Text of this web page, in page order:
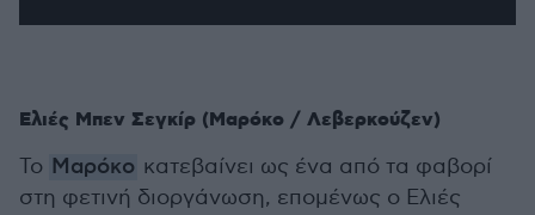
Ελιές Μπεν Σεγκίρ (Μαρόκο / Λεβερκούζεν)
Το Μαρόκο κατεβαίνει ως ένα από τα φαβορί
στη φετινή διοργάνωση, επομένως ο Ελιές